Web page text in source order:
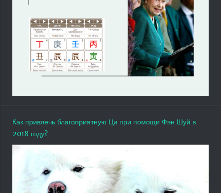
Как привлечь благоприятную Ци при помощи Фэн Шуй в
2018 году?